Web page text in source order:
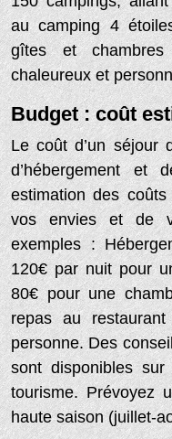
au camping 4
gîtes et
chaleureux et
Budget : coût
Le coût d’un séjour
d’hébergement et
estimation des
vos envies et de
exemples :
120€ par nuit pour
80€ pour une
repas au
personne. Des
sont disponibles
tourisme. Prévoyez
haute saison (juillet-